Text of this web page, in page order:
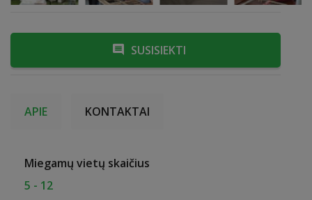
SUSISIEKTI
APIE KONTAKTAI
Miegamų vietų skaičius
5 - 12